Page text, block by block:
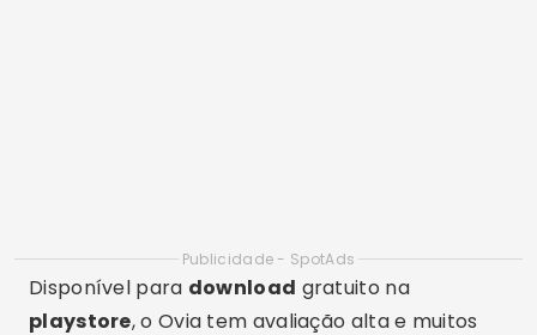
diretamente daplaystore e começar agora
mesmo a usar os recursos avançados do
aplicativo. É uma excelente alternativa para